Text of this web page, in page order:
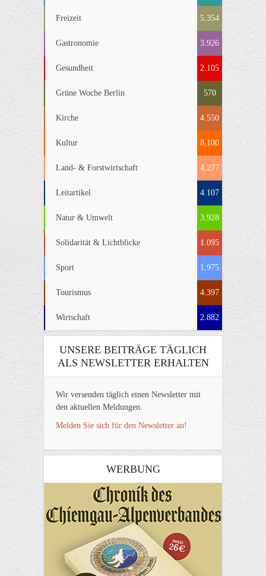
Freizeit 5.354
Gastronomie 3.926
Gesundheit 2.105
Grüne Woche Berlin 570
Kirche 4.550
Kultur 8.100
Land- & Forstwirtschaft 4.277
Leitartikel 4.107
Natur & Umwelt 3.928
Solidarität & Lichtblicke 1.095
Sport 1.975
Tourismus 4.397
Wirtschaft 2.882
UNSERE BEITRÄGE TÄGLICH
ALS NEWSLETTER ERHALTEN
Wir versenden täglich einen Newsletter mit
den aktuellen Meldungen.
Melden Sie sich für den Newsletter an!
WERBUNG